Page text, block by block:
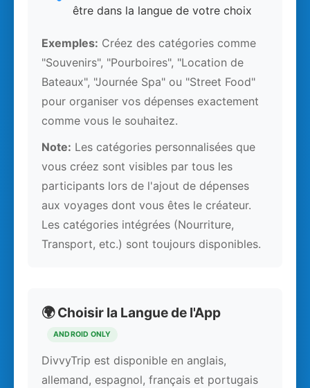
être dans la langue de votre choix
Exemples: Créez des catégories comme
"Souvenirs", "Pourboires", "Location de
Bateaux", "Journée Spa" ou "Street Food"
pour organiser vos dépenses exactement
comme vous le souhaitez.
Note: Les catégories personnalisées que
vous créez sont visibles par tous les
participants lors de l'ajout de dépenses
aux voyages dont vous êtes le créateur.
Les catégories intégrées (Nourriture,
Transport, etc.) sont toujours disponibles.
🌍 Choisir la Langue de l'App
ANDROID ONLY
DivvyTrip est disponible en anglais,
allemand, espagnol, français et portugais